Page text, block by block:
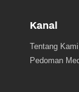
Kanal
Tentang Kami
Pedoman